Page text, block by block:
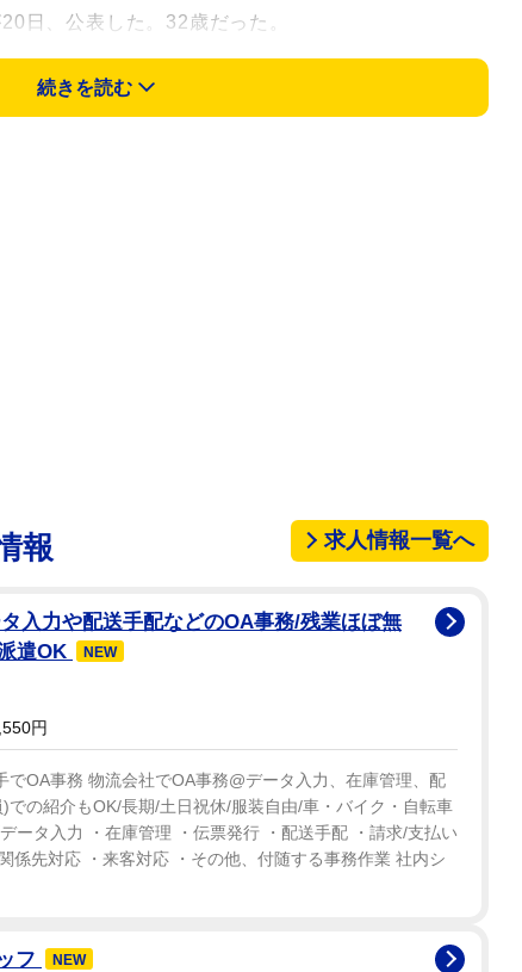
日、公表した。32歳だった。
ントなどで、所属事務所の代表取締役名義の書面
luz（本名：帯刀光司）が、2025年8月19日、急逝
なんてもうとっくにないんだよ」と意味深なポスト
続きを読む
報 求人情報一覧へ
入力や配送手配などのOA事務/残業ほぼ無
遣OK
NEW
円
でOA事務 物流会社でOA事務@データ入力、在庫管理、配
の紹介もOK/長期/土日祝休/服装自由/車・バイク・自転車
ータ入力 ・在庫管理 ・伝票発行 ・配送手配 ・請求/支払い
係先対応 ・来客対応 ・その他、付随する事務作業 社内シ
フ NEW